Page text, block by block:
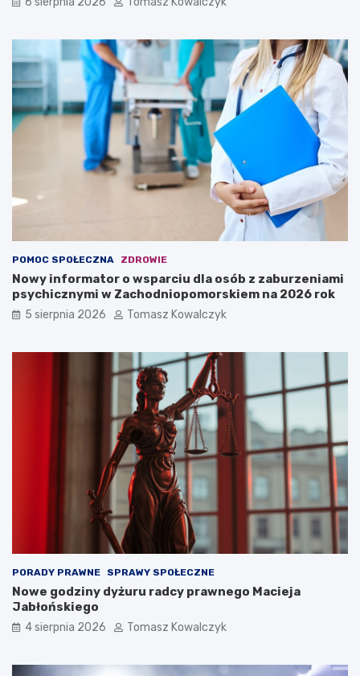
POMOC SPOŁECZNA ZDROWIE
Nowy informator o wsparciu dla osób z zaburzeniami
psychicznymi w Zachodniopomorskiem na 2026 rok
5 sierpnia 2026 Tomasz Kowalczyk
PORADY PRAWNE SPRAWY SPOŁECZNE
Nowe godziny dyżuru radcy prawnego Macieja
Jabłońskiego
4 sierpnia 2026 Tomasz Kowalczyk